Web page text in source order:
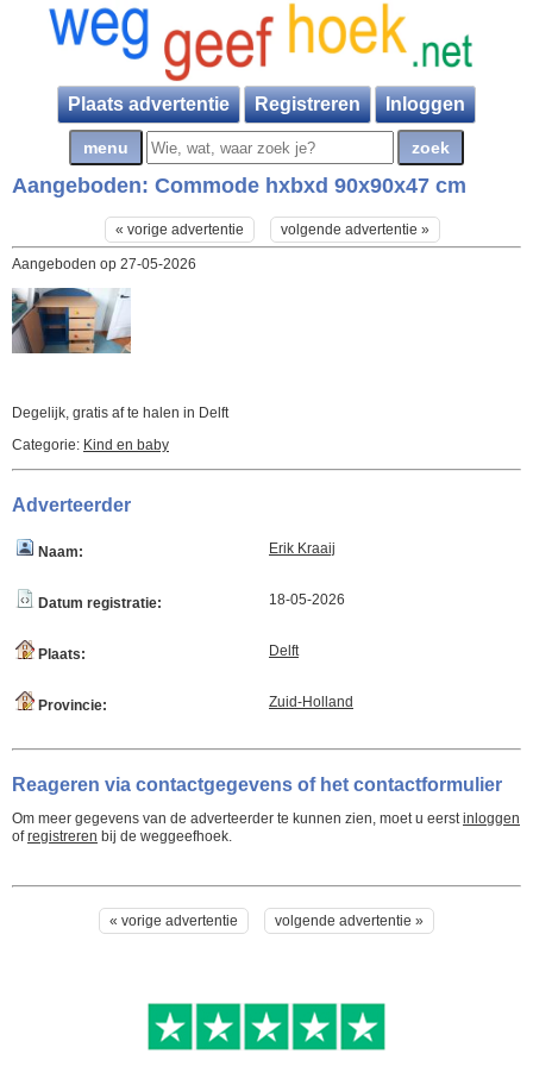
Plaats advertentie Registreren Inloggen
Aangeboden: Commode hxbxd 90x90x47 cm
« vorige advertentie volgende advertentie »
Aangeboden op 27-05-2026
Degelijk, gratis af te halen in Delft
Categorie: Kind en baby
Adverteerder
Naam: Erik Kraaij
Datum registratie: 18-05-2026
Plaats: Delft
Provincie: Zuid-Holland
Reageren via contactgegevens of het contactformulier
Om meer gegevens van de adverteerder te kunnen zien, moet u eerstinloggen
ofregistreren bij de weggeefhoek.
« vorige advertentie volgende advertentie »